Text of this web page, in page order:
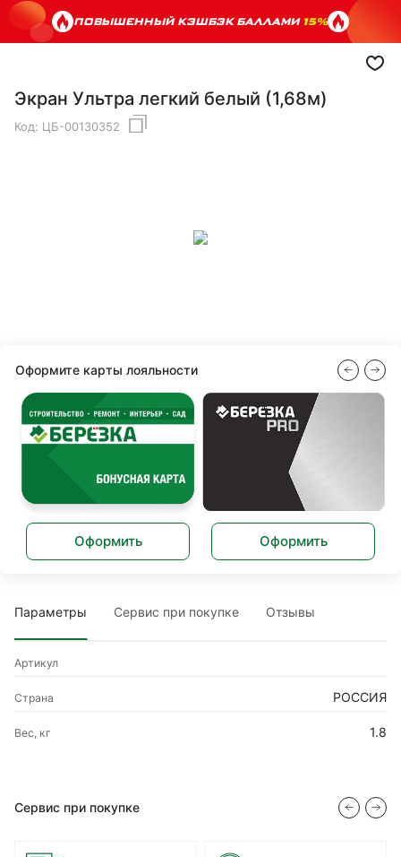
ПОВЫШЕННЫЙ КЭШБЭК БАЛЛАМИ15%
Экран Ультра легкий белый (1,68м)
Код: ЦБ-00130352
Оформите карты лояльности
Оформить Оформить
Параметры Сервис при покупке Отзывы
Артикул
Страна РОССИЯ
Вес, кг 1.8
Сервис при покупке